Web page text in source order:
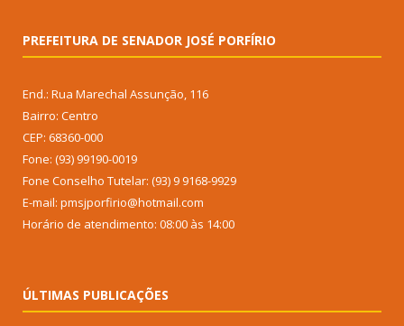
PREFEITURA DE SENADOR JOSÉ PORFÍRIO
End.: Rua Marechal Assunção, 116
Bairro: Centro
CEP: 68360-000
Fone: (93) 99190-0019
Fone Conselho Tutelar: (93) 9 9168-9929
E-mail: pmsjporfirio@hotmail.com
Horário de atendimento: 08:00 às 14:00
ÚLTIMAS PUBLICAÇÕES